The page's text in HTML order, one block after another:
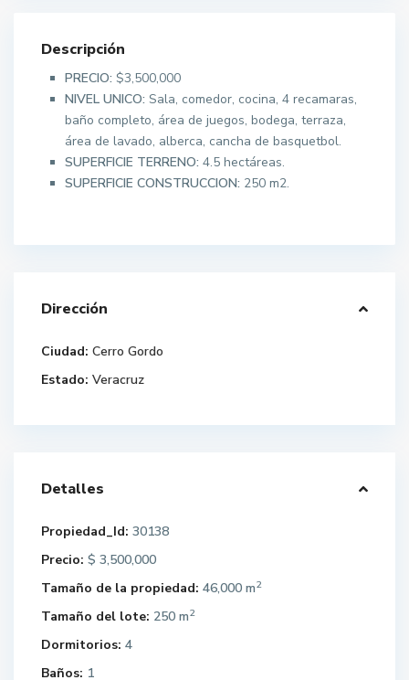
Descripción
PRECIO: $3,500,000
NIVEL UNICO: Sala, comedor, cocina, 4 recamaras,
baño completo, área de juegos, bodega, terraza,
área de lavado, alberca, cancha de basquetbol.
SUPERFICIE TERRENO: 4.5 hectáreas.
SUPERFICIE CONSTRUCCION: 250 m2.
Dirección
Ciudad: Cerro Gordo
Estado: Veracruz
Detalles
Propiedad_Id: 30138
Precio: $ 3,500,000
Tamaño de la propiedad: 46,000 m2
Tamaño del lote: 250 m2
Dormitorios: 4
Baños: 1